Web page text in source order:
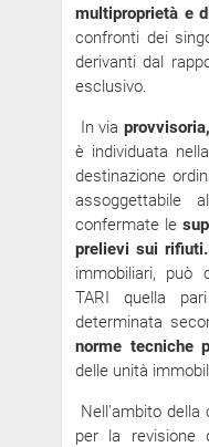
multiproprietà e
confronti dei
derivanti dal
esclusivo.
In viaprovvisoria,
è individuata nella
destinazione
assoggettabile
confermate le
prelievi sui rifiuti.
immobiliari, può
TARI quella
determinata
norme tecniche
delle unità
Nell'ambito della
per la revisione